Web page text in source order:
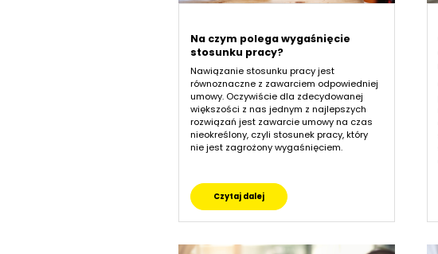
Na czym polega wygaśnięcie
stosunku pracy?
Nawiązanie stosunku pracy jest
równoznaczne z zawarciem odpowiedniej
umowy. Oczywiście dla zdecydowanej
większości z nas jednym z najlepszych
rozwiązań jest zawarcie umowy na czas
nieokreślony, czyli stosunek pracy, który
nie jest zagrożony wygaśnięciem.
Czytaj dalej